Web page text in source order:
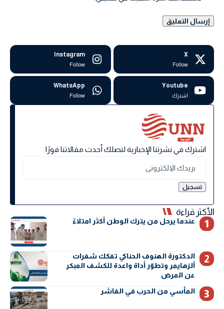
X
Follow
Instagram
Follow
Youtube
اشترك
WhatsApp
Follow
اشترك في نشرتنا الإخبارية لتصلك أحدث مقالاتنا فورًا
الأكثر قراءة
عندما يرحل من يترك الوطن أكثر امتلاءً
الدكتورة الهنوف الحناكي تفكك شفرات
ألزهايمر وتطوّر أداة واعدة للكشف المبكر
عن المرض
المأسي من الحرب في الفاشر